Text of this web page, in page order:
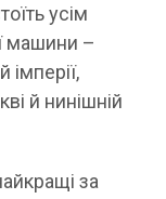
усім
машини –
імперії,
й нинішній
за